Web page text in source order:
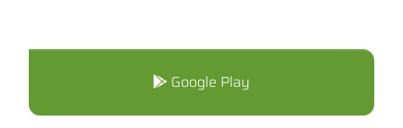
Google Play